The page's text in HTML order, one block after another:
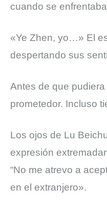
cuando se
«Ye Zhen, yo…» El
despertando sus
Antes de que
prometedor. Incluso
Los ojos de Lu
expresión
“No me atrevo a
en el extranjero».